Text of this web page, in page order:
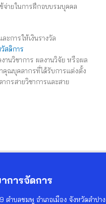
จ่ายในการฝึกอบบรมบุคคล
การให้เงินรางวัล
วัสดิการ
านวิชาการ ผลงานวิจัย หรือผล
คุณบุคลากรที่ได้รับการแต่งตั้ง
กรสายวิชาการและสาย
การจัดการ
ตำบลชมพู อำเภอเมือง จังหวัดลำปาง